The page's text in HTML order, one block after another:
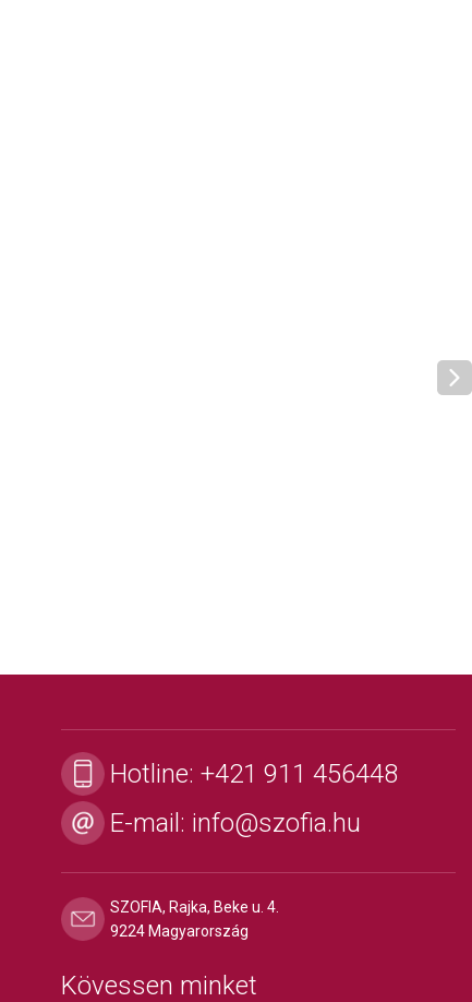
Hotline: +421 911 456448
E-mail: info@szofia.hu
SZOFIA, Rajka, Beke u. 4.
9224 Magyarország
Kövessen minket